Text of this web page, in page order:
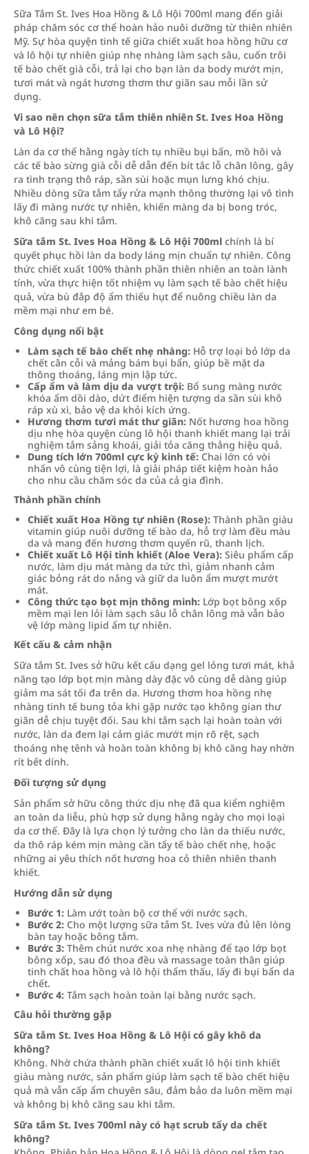
Sữa Tắm St. Ives Hoa Hồng & Lô Hội 700ml mang đến giải
pháp chăm sóc cơ thể hoàn hảo nuôi dưỡng từ thiên nhiên
Mỹ. Sự hòa quyện tinh tế giữa chiết xuất hoa hồng hữu cơ
và lô hội tự nhiên giúp nhẹ nhàng làm sạch sâu, cuốn trôi
tế bào chết già cỗi, trả lại cho bạn làn da body mướt mịn,
tươi mát và ngát hương thơm thư giãn sau mỗi lần sử
dụng.
Vì sao nên chọn sữa tắm thiên nhiên St. Ives Hoa Hồng
và Lô Hội?
Làn da cơ thể hằng ngày tích tụ nhiều bụi bẩn, mồ hôi và
các tế bào sừng già cỗi dễ dẫn đến bít tắc lỗ chân lông, gây
ra tình trạng thô ráp, sần sùi hoặc mụn lưng khó chịu.
Nhiều dòng sữa tắm tẩy rửa mạnh thông thường lại vô tình
lấy đi màng nước tự nhiên, khiến màng da bị bong tróc,
khô căng sau khi tắm.
Sữa tắm St. Ives Hoa Hồng & Lô Hội 700ml chính là bí
quyết phục hồi làn da body láng mịn chuẩn tự nhiên. Công
thức chiết xuất 100% thành phần thiên nhiên an toàn lành
tính, vừa thực hiện tốt nhiệm vụ làm sạch tế bào chết hiệu
quả, vừa bù đắp độ ẩm thiếu hụt để nuông chiều làn da
mềm mại như em bé.
Công dụng nổi bật
Làm sạch tế bào chết nhẹ nhàng: Hỗ trợ loại bỏ lớp da
chết cằn cỗi và mảng bám bụi bẩn, giúp bề mặt da
thông thoáng, láng mịn lập tức.
Cấp ẩm và làm dịu da vượt trội: Bổ sung màng nước
khóa ẩm dồi dào, dứt điểm hiện tượng da sần sùi khô
ráp xù xì, bảo vệ da khỏi kích ứng.
Hương thơm tươi mát thư giãn: Nốt hương hoa hồng
dịu nhẹ hòa quyện cùng lô hội thanh khiết mang lại trải
nghiệm tắm sảng khoái, giải tỏa căng thẳng hiệu quả.
Dung tích lớn 700ml cực kỳ kinh tế: Chai lớn có vòi
nhấn vô cùng tiện lợi, là giải pháp tiết kiệm hoàn hảo
cho nhu cầu chăm sóc da của cả gia đình.
Thành phần chính
Chiết xuất Hoa Hồng tự nhiên (Rose): Thành phần giàu
vitamin giúp nuôi dưỡng tế bào da, hỗ trợ làm đều màu
da và mang đến hương thơm quyến rũ, thanh lịch.
Chiết xuất Lô Hội tinh khiết (Aloe Vera): Siêu phẩm cấp
nước, làm dịu mát màng da tức thì, giảm nhanh cảm
giác bỏng rát do nắng và giữ da luôn ẩm mượt mướt
mát.
Công thức tạo bọt mịn thông minh: Lớp bọt bông xốp
mềm mại len lỏi làm sạch sâu lỗ chân lông mà vẫn bảo
vệ lớp màng lipid ẩm tự nhiên.
Kết cấu & cảm nhận
Sữa tắm St. Ives sở hữu kết cấu dạng gel lỏng tươi mát, khả
năng tạo lớp bọt mịn màng dày đặc vô cùng dễ dàng giúp
giảm ma sát tối đa trên da. Hương thơm hoa hồng nhẹ
nhàng tinh tế bung tỏa khi gặp nước tạo không gian thư
giãn dễ chịu tuyệt đối. Sau khi tắm sạch lại hoàn toàn với
nước, làn da đem lại cảm giác mướt mịn rõ rệt, sạch
thoáng nhẹ tênh và hoàn toàn không bị khô căng hay nhờn
rít bết dính.
Đối tượng sử dụng
Sản phẩm sở hữu công thức dịu nhẹ đã qua kiểm nghiệm
an toàn da liễu, phù hợp sử dụng hằng ngày cho mọi loại
da cơ thể. Đây là lựa chọn lý tưởng cho làn da thiếu nước,
da thô ráp kém mịn màng cần tẩy tế bào chết nhẹ, hoặc
những ai yêu thích nốt hương hoa cỏ thiên nhiên thanh
khiết.
Hướng dẫn sử dụng
Bước 1: Làm ướt toàn bộ cơ thể với nước sạch.
Bước 2: Cho một lượng sữa tắm St. Ives vừa đủ lên lòng
bàn tay hoặc bông tắm.
Bước 3: Thêm chút nước xoa nhẹ nhàng để tạo lớp bọt
bông xốp, sau đó thoa đều và massage toàn thân giúp
tinh chất hoa hồng và lô hội thẩm thấu, lấy đi bụi bẩn da
chết.
Bước 4: Tắm sạch hoàn toàn lại bằng nước sạch.
Câu hỏi thường gặp
Sữa tắm St. Ives Hoa Hồng & Lô Hội có gây khô da
không?
Không. Nhờ chứa thành phần chiết xuất lô hội tinh khiết
giàu màng nước, sản phẩm giúp làm sạch tế bào chết hiệu
quả mà vẫn cấp ẩm chuyên sâu, đảm bảo da luôn mềm mại
và không bị khô căng sau khi tắm.
Sữa tắm St. Ives 700ml này có hạt scrub tẩy da chết
không?